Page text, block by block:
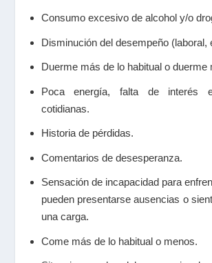
Consumo excesivo de alcohol y/o
Disminución del desempeño (laboral,
Duerme más de lo habitual o duerme
Poca energía, falta de interés
cotidianas.
Historia de pérdidas.
Comentarios de desesperanza.
Sensación de incapacidad para
pueden presentarse ausencias o
una carga.
Come más de lo habitual o menos.